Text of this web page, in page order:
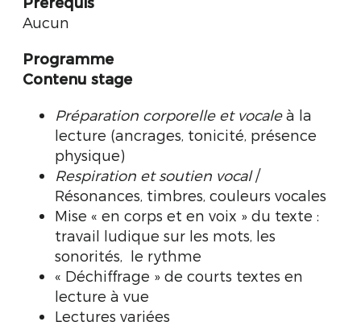
Aucun
Programme
Contenu stage
Préparation corporelle et vocaleà la
lecture (ancrages, tonicité, présence
physique)
Respiration et soutien vocal/
Résonances, timbres, couleurs vocales
Mise « en corps et en voix » du texte :
travail ludique sur les mots, les
sonorités, le rythme
« Déchiffrage » de courts textes en
lecture à vue
Lectures variées